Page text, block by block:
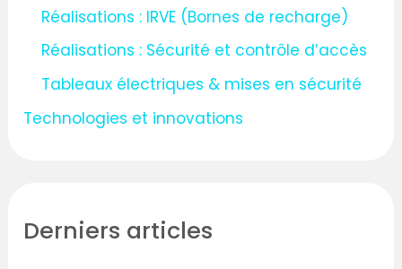
Réalisations : IRVE (Bornes de recharge)
Réalisations : Sécurité et contrôle d’accès
Tableaux électriques & mises en sécurité
Technologies et innovations
Derniers articles